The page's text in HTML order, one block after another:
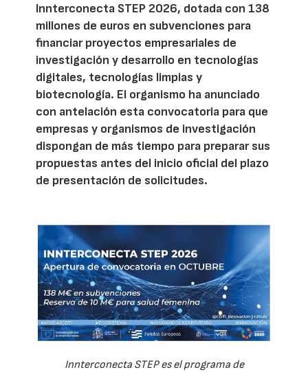
Innterconecta STEP 2026, dotada con 138
millones de euros en subvenciones para
financiar proyectos empresariales de
investigación y desarrollo en tecnologías
digitales, tecnologías limpias y
biotecnología. El organismo ha anunciado
con antelación esta convocatoria para que
empresas y organismos de investigación
dispongan de más tiempo para preparar sus
propuestas antes del inicio oficial del plazo
de presentación de solicitudes.
Innterconecta STEP es el programa de